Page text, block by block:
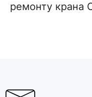
ремонту крана